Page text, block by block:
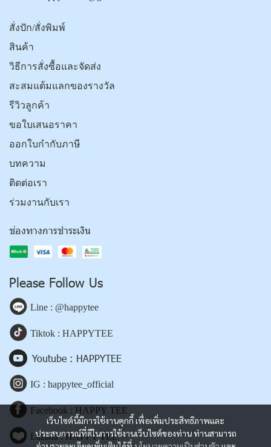
เว็บไซต์นี้มีการใช้งานคุกกี้ เพื่อเพิ่มประสิทธิภาพและ
ประสบการณ์ที่ดีในการใช้งานเว็บไซต์ของท่าน ท่านสามารถ
สั่งปัก/สั่งพิมพ์
สินค้า
วิธีการสั่งซื้อและจัดส่ง
สะสมแต้มแลกของรางวัล
รีวิวลูกค้า
ขอใบเสนอราคา
ออกใบกำกับภาษี
บทความ
ติดต่อเรา
ร่วมงานกับเรา
ช่องทางการชำระเงิน
Please Follow Us
Line : @happytee
Tiktok : HAPPYTEE
Youtube : HAPPYTEE
IG : happytee_official
Facebook : HAPPY TEE
Lazada : HAPPY TEE